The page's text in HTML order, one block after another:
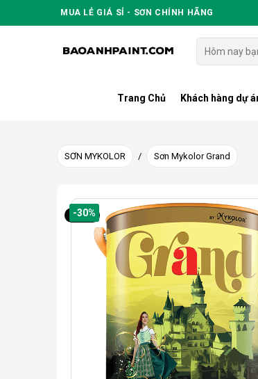
to
MUA LẺ GIÁ SỈ - SƠN CHÍNH HÃNG
Tìm
kiếm:
Trang Chủ Khách hàng dự
SƠN MYKOLOR / Sơn Mykolor Grand
-30%